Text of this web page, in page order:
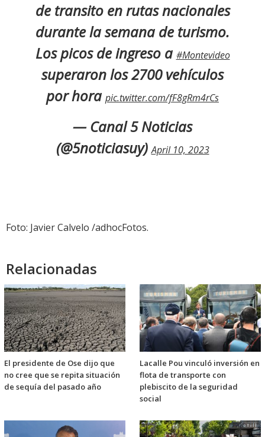
de transito en rutas nacionales
durante la semana de turismo.
Los picos de ingreso a #Montevideo
superaron los 2700 vehículos
por hora pic.twitter.com/fF8gRm4rCs
— Canal 5 Noticias
(@5noticiasuy)April 10, 2023
Foto: Javier Calvelo /adhocFotos.
Relacionadas
El presidente de Ose dijo que
no cree que se repita situación
de sequía del pasado año
Lacalle Pou vinculó inversión en
flota de transporte con
plebiscito de la seguridad
social